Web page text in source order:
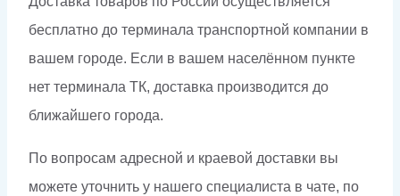
бесплатно до терминала транспортной компании в
вашем городе. Если в вашем населённом пункте
нет терминала ТК, доставка производится до
ближайшего города.
По вопросам адресной и краевой доставки вы
можете уточнить у нашего специалиста в чате, по